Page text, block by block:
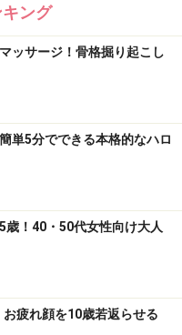
い！太さも形もガタガ
ング
ッサージ！骨格掘り起こし
単5分でできる本格的なハロ
歳！40・50代女性向け大人
疲れ顔を10歳若返らせる